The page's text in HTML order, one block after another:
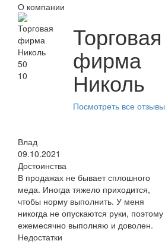
О компании
50
10
Торговая
фирма
Николь
Посмотреть все отзывы
Влад
09.10.2021
Достоинства
В продажах не бывает сплошного
меда. Иногда тяжело приходится,
чтобы норму выполнить. У меня
никогда не опускаются руки, поэтому
ежемесячно выполняю и доволен.
Недостатки